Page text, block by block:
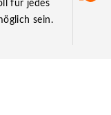
für jedes
sein.